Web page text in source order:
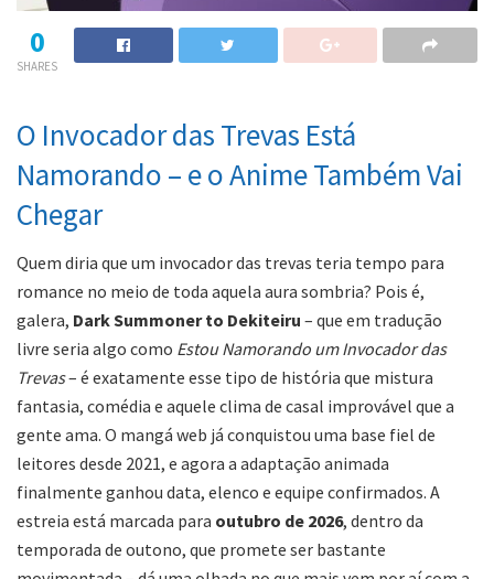
0
SHARES
O Invocador das Trevas Está
Namorando – e o Anime Também Vai
Chegar
Quem diria que um invocador das trevas teria tempo para
romance no meio de toda aquela aura sombria? Pois é,
galera, Dark Summoner to Dekiteiru – que em tradução
livre seria algo como Estou Namorando um Invocador das
Trevas– é exatamente esse tipo de história que mistura
fantasia, comédia e aquele clima de casal improvável que a
gente ama. O mangá web já conquistou uma base fiel de
leitores desde 2021, e agora a adaptação animada
finalmente ganhou data, elenco e equipe confirmados. A
estreia está marcada para outubro de 2026, dentro da
temporada de outono, que promete ser bastante